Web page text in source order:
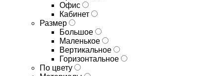
Офис
Кабинет
Размер
Большое
Маленькое
Вертикальное
Горизонтальное
По цвету